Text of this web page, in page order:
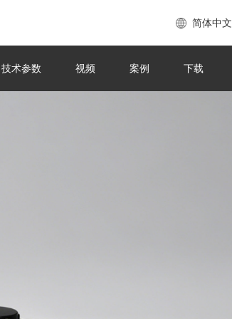
简体中文
技术参数 视频 案例 下载